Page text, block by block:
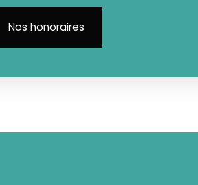
Nos honoraires